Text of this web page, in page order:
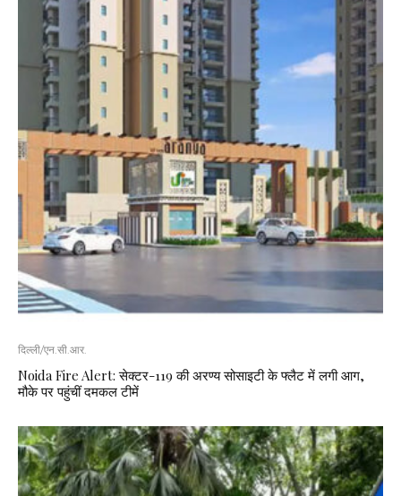
दिल्ली/एन.सी.आर.
Noida Fire Alert: सेक्टर-119 की अरण्य सोसाइटी के फ्लैट में लगी आग,
मौके पर पहुंचीं दमकल टीमें